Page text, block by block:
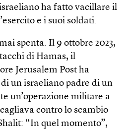
ha fatto vacillare il
e i suoi soldati.
spenta. Il 9 ottobre 2023,
di Hamas, il
Jerusalem Post ha
un israeliano padre di un
un’operazione militare a
contro lo scambio
“In quel momento”,